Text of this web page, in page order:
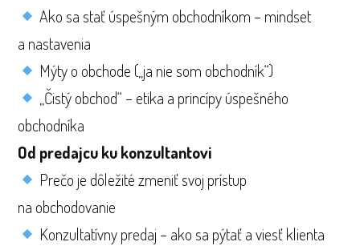
Ako sa stať úspešným obchodníkom – mindset
a nastavenia
Mýty o obchode („ja nie som obchodník“)
„Čistý obchod“ – etika a princípy úspešného
obchodníka
Od predajcu ku konzultantovi
Prečo je dôležité zmeniť svoj prístup
na obchodovanie
Konzultatívny predaj – ako sa pýtať a viesť klienta